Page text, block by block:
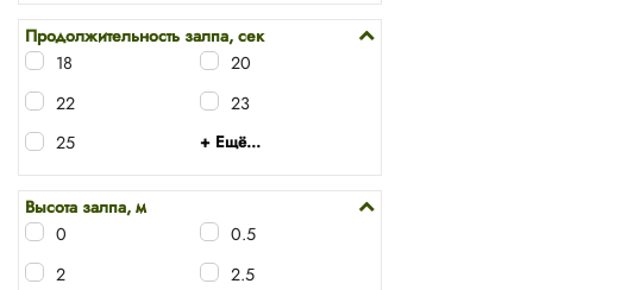
Продолжительность залпа, сек
18
20
22
23
25
+ Ещё...
Высота залпа, м
0
0.5
2
2.5